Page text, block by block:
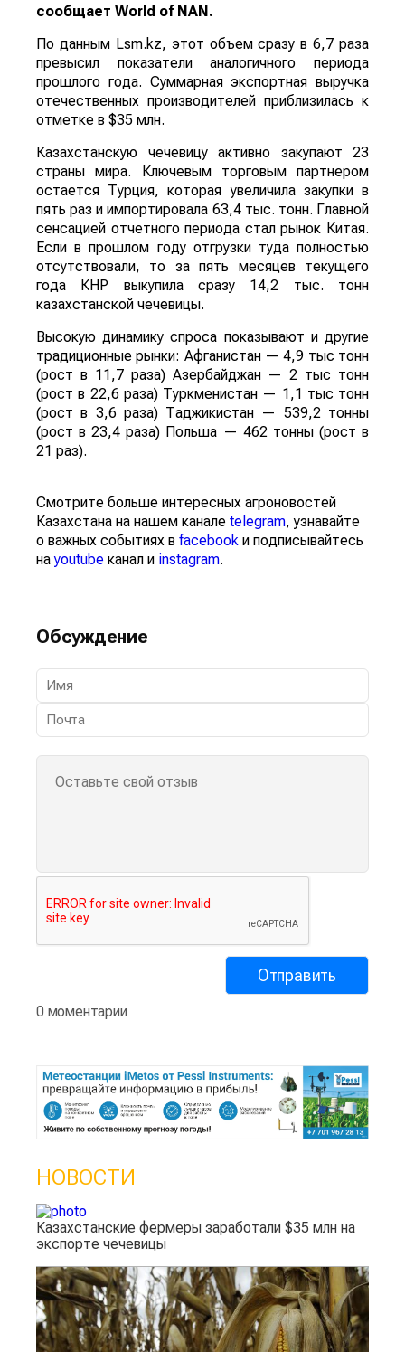
сообщает World of NAN .
По данным Lsm.kz, этот объем сразу в 6,7 раза
превысил показатели аналогичного периода
прошлого года. Суммарная экспортная выручка
отечественных производителей приблизилась к
отметке в $35 млн.
Казахстанскую чечевицу активно закупают 23
страны мира. Ключевым торговым партнером
остается Турция, которая увеличила закупки в
пять раз и импортировала 63,4 тыс. тонн. Главной
сенсацией отчетного периода стал рынок Китая.
Если в прошлом году отгрузки туда полностью
отсутствовали, то за пять месяцев текущего
года КНР выкупила сразу 14,2 тыс. тонн
казахстанской чечевицы.
Высокую динамику спроса показывают и другие
традиционные рынки: Афганистан — 4,9 тыс тонн
(рост в 11,7 раза) Азербайджан — 2 тыс тонн
(рост в 22,6 раза) Туркменистан — 1,1 тыс тонн
(рост в 3,6 раза) Таджикистан — 539,2 тонны
(рост в 23,4 раза) Польша — 462 тонны (рост в
21 раз).
Смотрите больше интересных агроновостей
Казахстана на нашем канале telegram, узнавайте
о важных событиях в facebook и подписывайтесь
наyoutube канал и instagram.
Обсуждение
0 моментарии
НОВОСТИ
Казахстанские фермеры заработали $35 млн на
экспорте чечевицы